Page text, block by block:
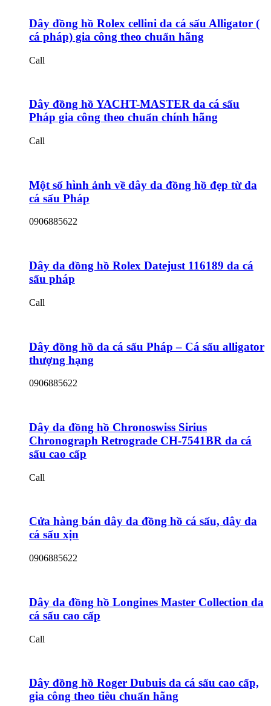
Dây đồng hồ Rolex cellini da cá sấu Alligator (
cá pháp) gia công theo chuẩn hãng
Call
Dây đồng hồ YACHT-MASTER da cá sấu
Pháp gia công theo chuẩn chính hãng
Call
Một số hình ảnh về dây da đồng hồ đẹp từ da
cá sấu Pháp
0906885622
Dây da đồng hồ Rolex Datejust 116189 da cá
sấu pháp
Call
Dây đồng hồ da cá sấu Pháp – Cá sấu alligator
thượng hạng
0906885622
Dây da đồng hồ Chronoswiss Sirius
Chronograph Retrograde CH-7541BR da cá
sấu cao cấp
Call
Cửa hàng bán dây da đồng hồ cá sấu, dây da
cá sấu xịn
0906885622
Dây da đồng hồ Longines Master Collection da
cá sấu cao cấp
Call
Dây đồng hồ Roger Dubuis da cá sấu cao cấp,
gia công theo tiêu chuẩn hãng